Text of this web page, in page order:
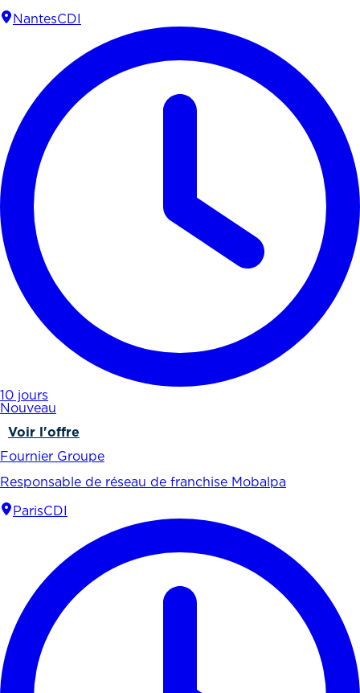
NantesCDI
10 jours
Nouveau
Voir l'offre
Fournier Groupe
Responsable de réseau de franchise Mobalpa
ParisCDI